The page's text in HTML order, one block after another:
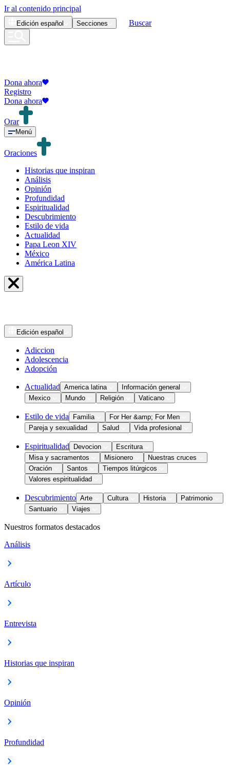
Ir al contenido principal
Edición español Secciones Buscar
Dona ahora
Registro
Dona ahora
Orar
Menú
Oraciones
Historias que inspiran
Análisis
Opinión
Profundidad
Espiritualidad
Descubrimiento
Estilo de vida
Actualidad
Papa Leon XIV
México
América Latina
Edición español
Adiccion
Adolescencia
Adopción
Actualidad America latina
Información general
Mexico
Mundo Religión Vaticano
Estilo de vida Familia
For Her &amp; For Men
Pareja y sexualidad
Salud Vida profesional
Espiritualidad Devocion
Escritura
Misa y sacramentos
Misionero
Nuestras cruces
Oración
Santos
Tiempos litúrgicos
Valores espiritualidad
Descubrimiento Arte Cultura Historia
Patrimonio
Santuario
Viajes
Nuestros formatos destacados
Análisis
Artículo
Entrevista
Historias que inspiran
Opinión
Profundidad